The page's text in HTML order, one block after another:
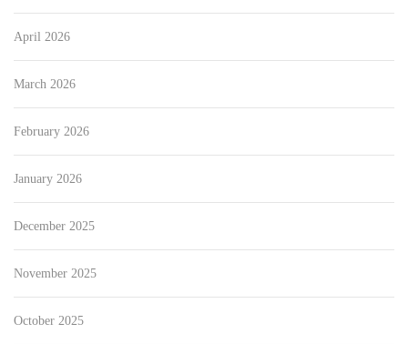
April 2026
March 2026
February 2026
January 2026
December 2025
November 2025
October 2025